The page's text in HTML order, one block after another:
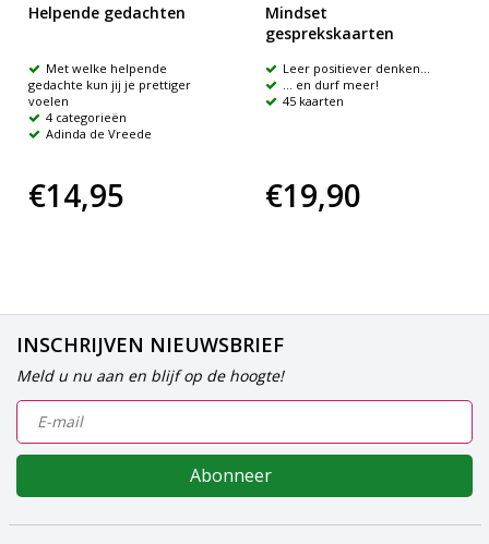
Helpende gedachten
Met welke helpende
gedachte kun jij je prettiger
voelen
4 categorieën
Adinda de Vreede
€14,95
Mindset
gesprekskaarten
Leer positiever denken...
... en durf meer!
45 kaarten
€19,90
INSCHRIJVEN NIEUWSBRIEF
Meld u nu aan en blijf op de hoogte!
Abonneer